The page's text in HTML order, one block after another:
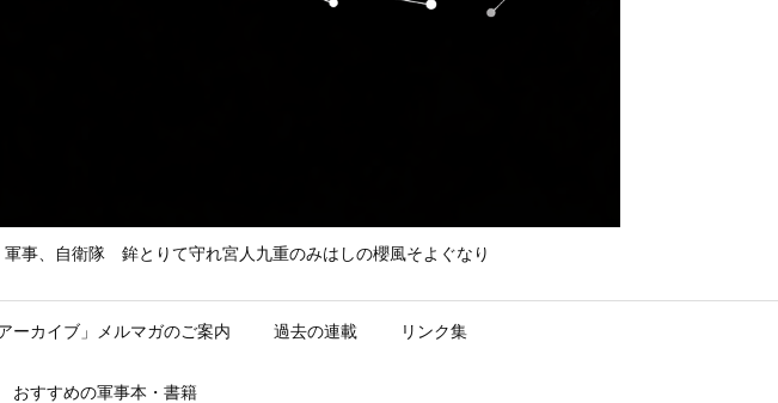
事、自衛隊 鉾とりて守れ宮人九重のみはしの櫻風そよぐなり
ーカイブ」メルマガのご案内 過去の連載 リンク集
おすすめの軍事本・書籍